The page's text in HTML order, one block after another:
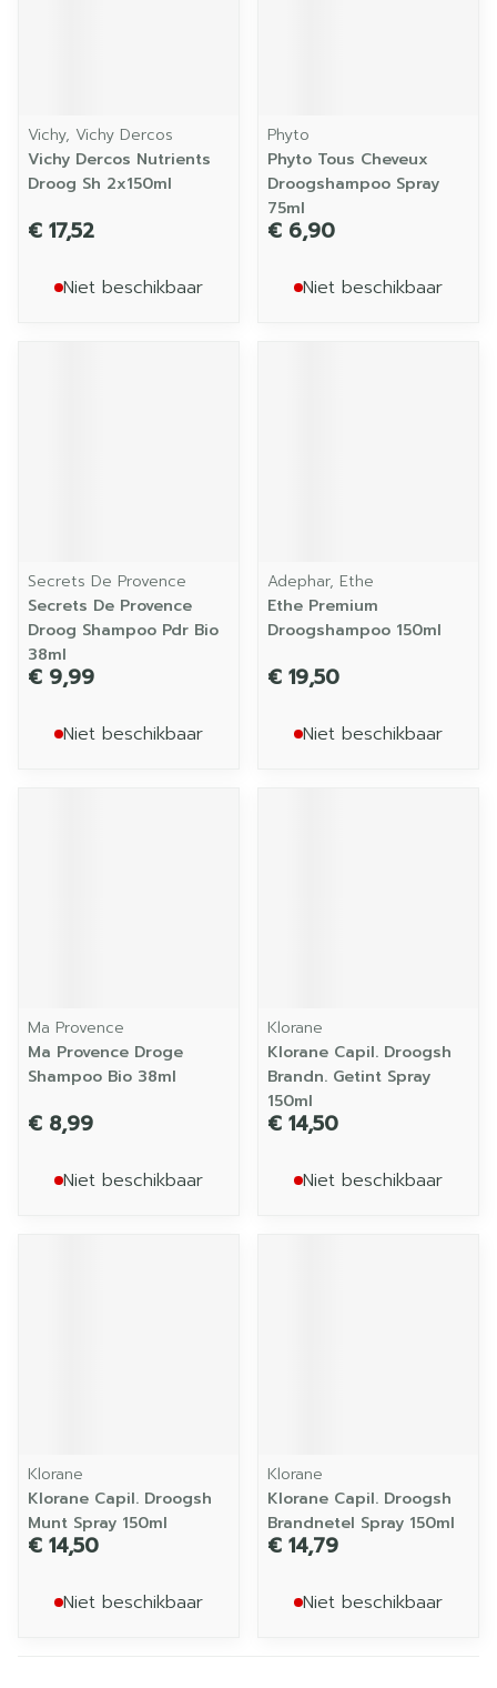
Vichy, Vichy Dercos
Vichy Dercos Nutrients
Droog Sh 2x150ml
€ 17,52
Niet beschikbaar
Phyto
Phyto Tous Cheveux
Droogshampoo Spray
75ml
€ 6,90
Niet beschikbaar
Secrets De Provence
Secrets De Provence
Droog Shampoo Pdr Bio
38ml
€ 9,99
Niet beschikbaar
Adephar, Ethe
Ethe Premium
Droogshampoo 150ml
€ 19,50
Niet beschikbaar
Ma Provence
Ma Provence Droge
Shampoo Bio 38ml
€ 8,99
Niet beschikbaar
Klorane
Klorane Capil. Droogsh
Brandn. Getint Spray
150ml
€ 14,50
Niet beschikbaar
Klorane
Klorane Capil. Droogsh
Munt Spray 150ml
€ 14,50
Niet beschikbaar
Klorane
Klorane Capil. Droogsh
Brandnetel Spray 150ml
€ 14,79
Niet beschikbaar